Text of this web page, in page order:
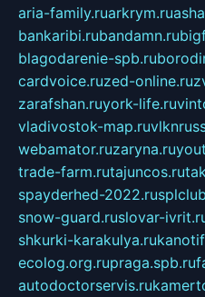
aria-family.ruarkrym.ru
bankaribi.rubandamn.ru
blagodarenie-spb.ru
cardvoice.ruzed-online.ru
zarafshan.ruyork-life.ru
vladivostok-map.ru
webamator.ruzaryna.ru
trade-farm.rutajuncos.ru
spayderhed-2022.ru
snow-guard.ruslovar-
shkurki-karakulya.ru
ecolog.org.rupraga.spb.ru
autodoctorservis.ru